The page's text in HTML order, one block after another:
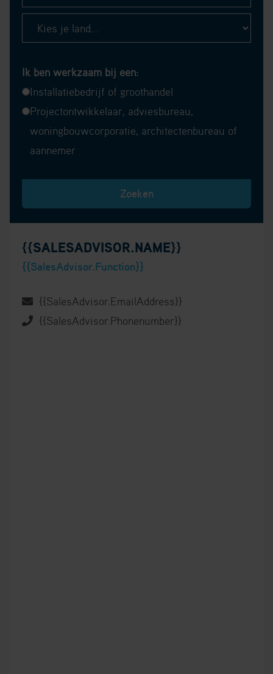
Ik ben werkzaam bij een:
Installatiebedrijf of groothandel
Projectontwikkelaar, adviesbureau,
woningbouwcorporatie, architectenbureau of
aannemer
Zoeken
{{SALESADVISOR.NAME}}
{{SalesAdvisor.Function}}
{{SalesAdvisor.EmailAddress}}
{{SalesAdvisor.Phonenumber}}